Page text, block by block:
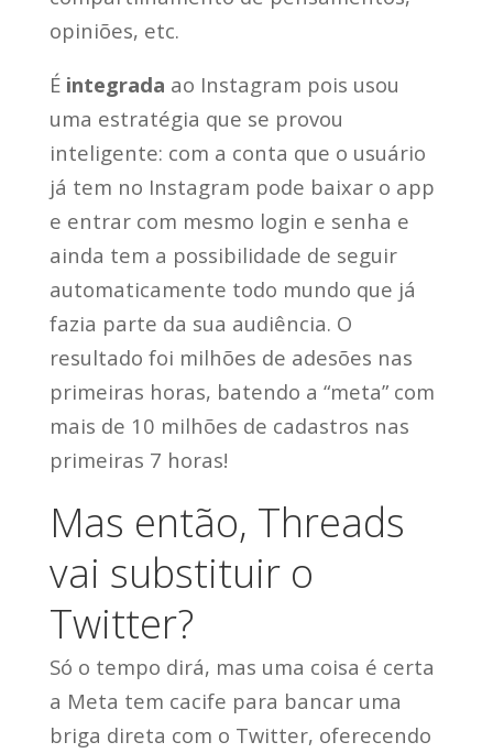
opiniões, etc.
É integrada ao Instagram pois usou
uma estratégia que se provou
inteligente: com a conta que o usuário
já tem no Instagram pode baixar o app
e entrar com mesmo login e senha e
ainda tem a possibilidade de seguir
automaticamente todo mundo que já
fazia parte da sua audiência. O
resultado foi milhões de adesões nas
primeiras horas, batendo a “meta” com
mais de 10 milhões de cadastros nas
primeiras 7 horas!
Mas então, Threads
vai substituir o
Twitter?
Só o tempo dirá, mas uma coisa é certa
a Meta tem cacife para bancar uma
briga direta com o Twitter, oferecendo